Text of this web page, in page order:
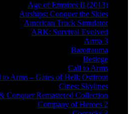
Age of Empires II (2013)
Airships: Conquer the Skies
American Truck Simulator
ARK: Survival Evolved
Arma 3
Barotrauma
Besiege
Call to Arms
to Arms – Gates of Hell: Ostfront
Cities: Skylines
Conquer Remastered Collection
Company of Heroes 2